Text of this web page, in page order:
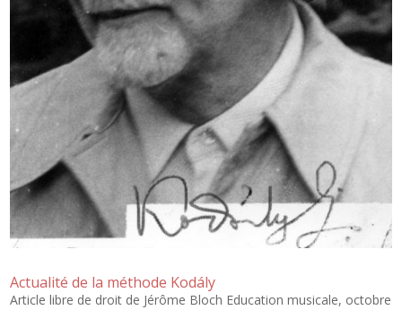
Actualité de la méthode Kodály
Article libre de droit de Jérôme Bloch Education musicale, octobre